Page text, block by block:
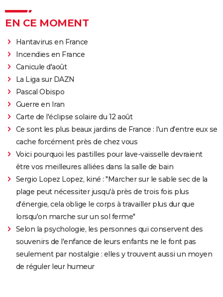
EN CE MOMENT
Hantavirus en France
Incendies en France
Canicule d'août
La Liga sur DAZN
Pascal Obispo
Guerre en Iran
Carte de l'éclipse solaire du 12 août
Ce sont les plus beaux jardins de France : l'un d'entre eux se
cache forcément près de chez vous
Voici pourquoi les pastilles pour lave-vaisselle devraient
être vos meilleures alliées dans la salle de bain
Sergio Lopez Lopez, kiné : "Marcher sur le sable sec de la
plage peut nécessiter jusqu'à près de trois fois plus
d'énergie, cela oblige le corps à travailler plus dur que
lorsqu'on marche sur un sol ferme"
Selon la psychologie, les personnes qui conservent des
souvenirs de l'enfance de leurs enfants ne le font pas
seulement par nostalgie : elles y trouvent aussi un moyen
de réguler leur humeur